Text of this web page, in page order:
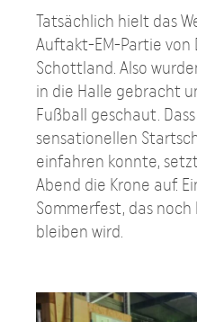
Tatsächlich hielt das
Auftakt-EM-Partie von
Schottland. Also
in die Halle gebracht
Fußball geschaut.
sensationellen
einfahren konnte,
Abend die Krone auf.
Sommerfest, das
bleiben wird.